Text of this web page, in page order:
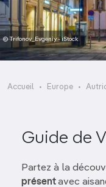
© Trifonov_Evgeniy - iStock
Accueil Europe
Guide de
Partez à la
présentavec